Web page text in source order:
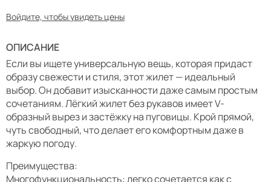
Войдите, чтобы увидеть цены
ОПИСАНИЕ
Если вы ищете универсальную вещь, которая придаст
образу свежести и стиля, этот жилет — идеальный
выбор. Он добавит изысканности даже самым простым
сочетаниям. Лёгкий жилет без рукавов имеет V-
образный вырез и застёжку на пуговицы. Крой прямой,
чуть свободный, что делает его комфортным даже в
жаркую погоду.
Преимущества:
Многофункциональность: легко сочетается как с